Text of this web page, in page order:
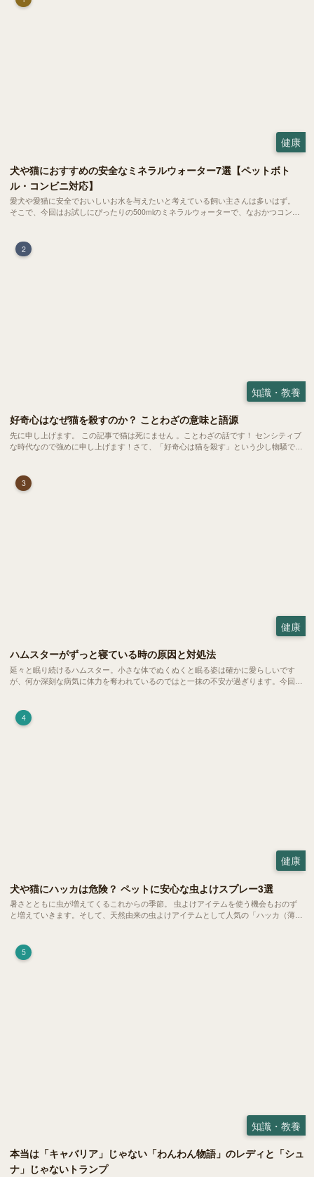
健康
犬や猫におすすめの安全なミネラルウォーター7選【ペットボト
ル・コンビニ対応】
愛犬や愛猫に安全でおいしいお水を与えたいと考えている飼い主さんは多いはず。
そこで、今回はお試しにぴったりの500mlのミネラルウォーターで、なおかつコンビ
2
知識・教養
好奇心はなぜ猫を殺すのか？ ことわざの意味と語源
先に申し上げます。 この記事で猫は死にません 。ことわざの話です！ センシティブ
な時代なので強めに申し上げます！さて、「好奇心は猫を殺す」という少し物騒で、
3
健康
ハムスターがずっと寝ている時の原因と対処法
延々と眠り続けるハムスター。小さな体でぬくぬくと眠る姿は確かに愛らしいです
が、何か深刻な病気に体力を奪われているのではと一抹の不安が過ぎります。今回
4
健康
犬や猫にハッカは危険？ ペットに安心な虫よけスプレー3選
暑さとともに虫が増えてくるこれからの季節。 虫よけアイテムを使う機会もおのず
と増えていきます。そして、天然由来の虫よけアイテムとして人気の「ハッカ（薄
5
知識・教養
本当は「キャバリア」じゃない「わんわん物語」のレディと「シュ
ナ」じゃないトランプ